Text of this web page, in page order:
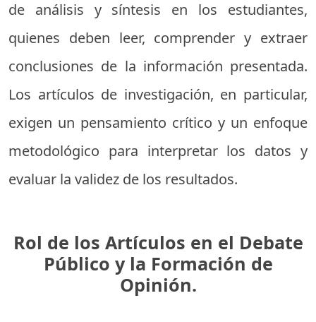
de análisis y síntesis en los estudiantes,
quienes deben leer, comprender y extraer
conclusiones de la información presentada.
Los artículos de investigación, en particular,
exigen un pensamiento crítico y un enfoque
metodológico para interpretar los datos y
evaluar la validez de los resultados.
Rol de los Artículos en el Debate
Público y la Formación de
Opinión.